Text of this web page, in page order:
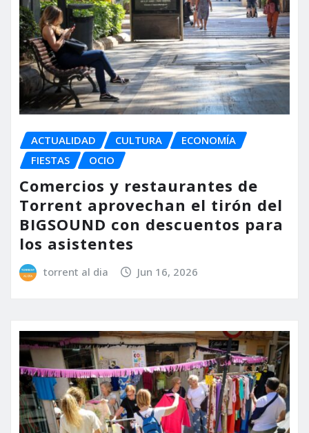
ACTUALIDAD CULTURA
ECONOMÍA
FIESTAS
OCIO
Comercios y restaurantes de
Torrent aprovechan el tirón del
BIGSOUND con descuentos para
los asistentes
torrent al dia Jun 16, 2026